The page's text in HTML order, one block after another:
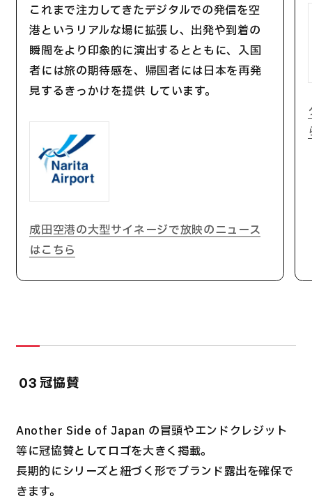
これまで注力してきたデジタルでの発信を空
港というリアルな場に拡張し、出発や到着の
瞬間をより印象的に演出するとともに、入国
者には旅の期待感を、帰国者には日本を再発
見するきっかけを提供 しています。
成田空港の大型サイネージで放映のニュース
はこちら
03 冠協賛
Another Side of Japan の冒頭やエンドクレジット
等に冠協賛としてロゴを大きく掲載。
長期的にシリーズと紐づく形でブランド露出を確保で
きます。